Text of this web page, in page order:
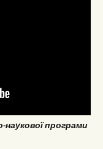
наукової програми